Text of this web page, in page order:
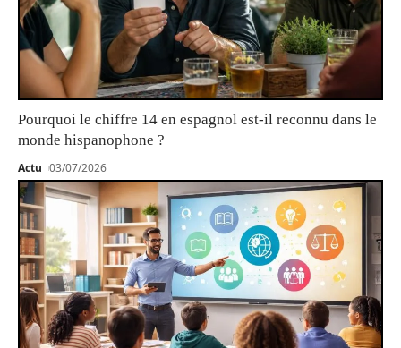
Pourquoi le chiffre 14 en espagnol est-il reconnu dans le
monde hispanophone ?
Actu 03/07/2026